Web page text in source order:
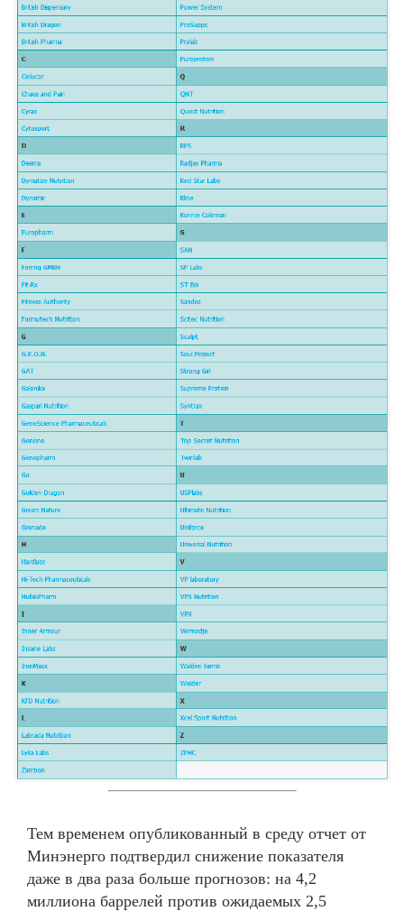
Тем временем опубликованный в среду отчет от
Минэнерго подтвердил снижение показателя
даже в два раза больше прогнозов: на 4,2
миллиона баррелей против ожидаемых 2,5